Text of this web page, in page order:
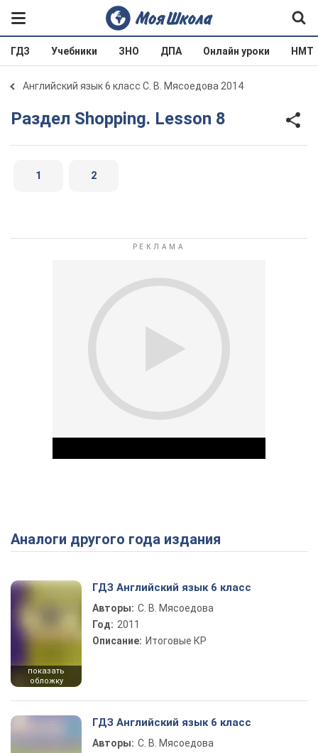
ГДЗ Учебники ЗНО ДПА Онлайн уроки НМТ
Английский язык 6 класс С. В. Мясоедова 2014
Раздел Shopping. Lesson 8
1 2
Play Video
Аналоги другого года издания
показать
обложку
ГДЗ Английский язык 6 класс
Авторы: С. В. Мясоедова
Год: 2011
Описание: Итоговые КР
ГДЗ Английский язык 6 класс
Авторы: С. В. Мясоедова